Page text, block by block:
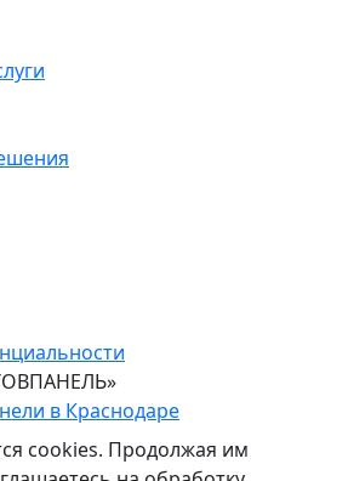
в Краснодаре
cookies. Продолжая им